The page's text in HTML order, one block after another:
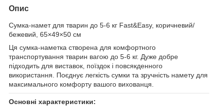
Опис
Сумка-намет для тварин до 5-6 кг Fast&Easy, коричневий/
бежевий, 65×49×50 см
Ця сумка-наметка створена для комфортного
транспортування тварин вагою до 5-6 кг. Дуже добре
підходить для виставок, поїздок і повсякденного
використання. Поєднує легкість сумки та зручність намету для
максимального комфорту вашого вихованця.
Основні характеристики: